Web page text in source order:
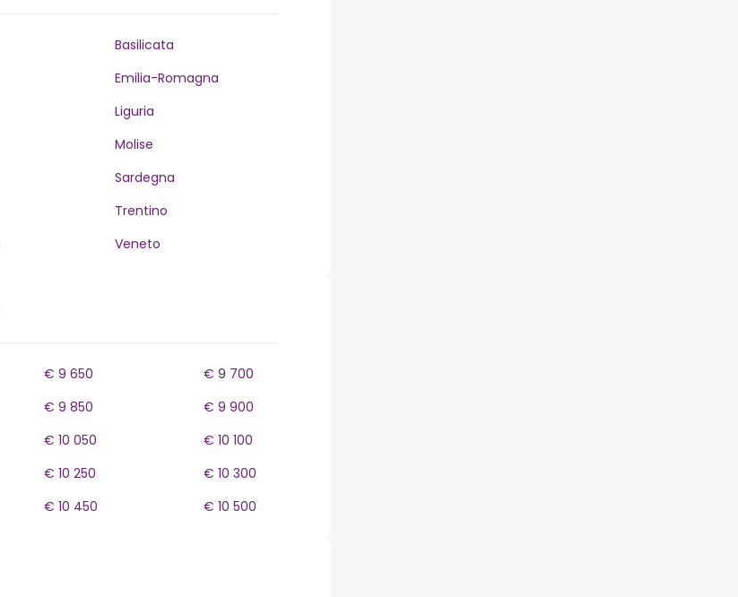
Basilicata
Emilia-Romagna
Liguria
Molise
Sardegna
Trentino
Veneto
€ 9 650
€ 9 700
€ 9 850
€ 9 900
€ 10 050
€ 10 100
€ 10 250
€ 10 300
€ 10 450 € 10 500